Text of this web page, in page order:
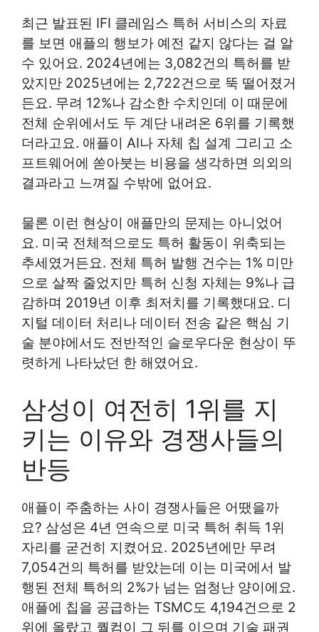
최근 발표된 IFI 클레임스 특허 서비스의 자료
를 보면 애플의 행보가 예전 같지 않다는 걸 알
수 있어요. 2024년에는 3,082건의 특허를 받
았지만 2025년에는 2,722건으로 뚝 떨어졌거
든요. 무려 12%나 감소한 수치인데 이 때문에
전체 순위에서도 두 계단 내려온 6위를 기록했
더라고요. 애플이 AI나 자체 칩 설계 그리고 소
프트웨어에 쏟아붓는 비용을 생각하면 의외의
결과라고 느껴질 수밖에 없어요.
물론 이런 현상이 애플만의 문제는 아니었어
요. 미국 전체적으로도 특허 활동이 위축되는
추세였거든요. 전체 특허 발행 건수는 1% 미만
으로 살짝 줄었지만 특허 신청 자체는 9%나 급
감하며 2019년 이후 최저치를 기록했대요. 디
지털 데이터 처리나 데이터 전송 같은 핵심 기
술 분야에서도 전반적인 슬로우다운 현상이 뚜
렷하게 나타났던 한 해였어요.
삼성이 여전히 1위를 지
키는 이유와 경쟁사들의
반등
애플이 주춤하는 사이 경쟁사들은 어땠을까
요? 삼성은 4년 연속으로 미국 특허 취득 1위
자리를 굳건히 지켰어요. 2025년에만 무려
7,054건의 특허를 받았는데 이는 미국에서 발
행된 전체 특허의 2%가 넘는 엄청난 양이에요.
애플에 칩을 공급하는 TSMC도 4,194건으로 2
위에 올랐고 퀄컴이 그 뒤를 이으며 기술 패권